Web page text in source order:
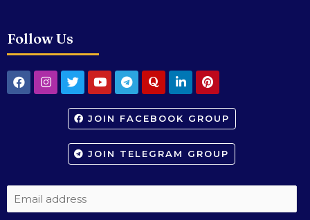
Follow Us
JOIN FACEBOOK GROUP
JOIN TELEGRAM GROUP